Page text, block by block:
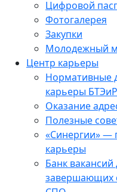
Цифровой
Фотогалерея
Закупки
Молодежный
Центр карьеры
Нормативные
карьеры БТЭиР
Оказание
Полезные
«Синергии» —
карьеры
Банк
завершающих